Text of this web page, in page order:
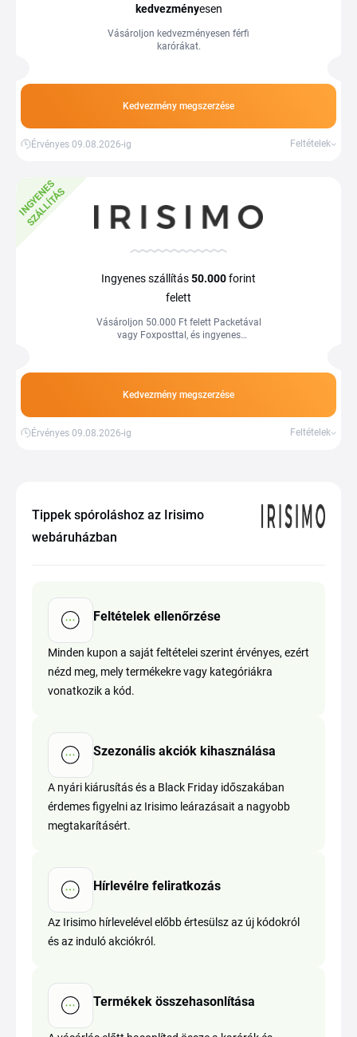
kedvezményesen
Vásároljon kedvezményesen férfi
karórákat.
Kedvezmény megszerzése
Érvényes 09.08.2026-ig Feltételek
I
N
G
Y
E
N
E
S
S
Z
Á
L
L
Í
T
Á
S
Ingyenes szállítás50.000forint
felett
Vásároljon 50.000 Ft felett Packetával
vagy Foxposttal, és ingyenes
Kedvezmény megszerzése
Érvényes 09.08.2026-ig Feltételek
Tippek spóroláshoz az Irisimo
webáruházban
Feltételek ellenőrzése
Minden kupon a saját feltételei szerint érvényes, ezért
nézd meg, mely termékekre vagy kategóriákra
vonatkozik a kód.
Szezonális akciók kihasználása
A nyári kiárusítás és a Black Friday időszakában
érdemes figyelni az Irisimo leárazásait a nagyobb
megtakarításért.
Hírlevélre feliratkozás
Az Irisimo hírlevelével előbb értesülsz az új kódokról
és az induló akciókról.
Termékek összehasonlítása